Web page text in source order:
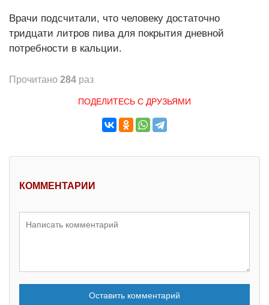
Врачи подсчитали, что человеку достаточно
тридцати литров пива для покрытия дневной
потребности в кальции.
Прочитано 284 раз
ПОДЕЛИТЕСЬ С ДРУЗЬЯМИ
КОММЕНТАРИИ
Оставить комментарий